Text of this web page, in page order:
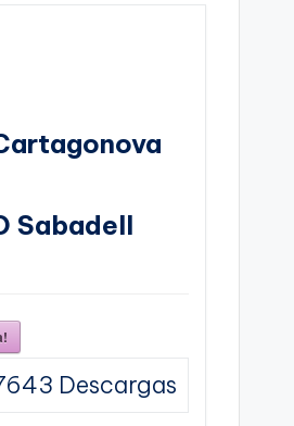
Sabadell
Descargas